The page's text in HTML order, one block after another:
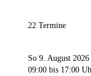
22 Termine
So 9. August 2026
09:00 bis 17:00